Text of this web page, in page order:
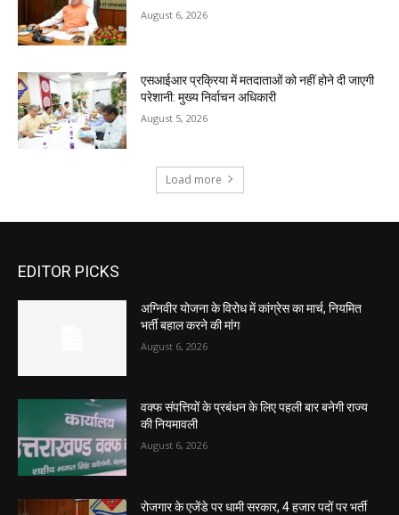
August 6, 2026
एसआईआर प्रक्रिया में मतदाताओं को नहीं होने दी जाएगी
परेशानी: मुख्य निर्वाचन अधिकारी
August 5, 2026
Load more
EDITOR PICKS
अग्निवीर योजना के विरोध में कांग्रेस का मार्च, नियमित
भर्ती बहाल करने की मांग
August 6, 2026
वक्फ संपत्तियों के प्रबंधन के लिए पहली बार बनेगी राज्य
की नियमावली
August 6, 2026
रोजगार के एजेंडे पर धामी सरकार, 4 हजार पदों पर भर्ती